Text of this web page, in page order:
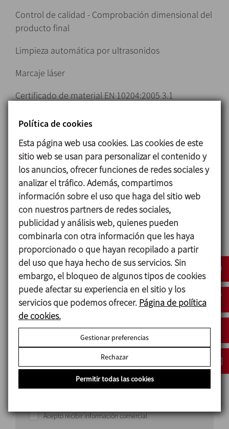
Control de calidad - Comprobación dimensional del
producto final
Limpieza automática por ultrasonidos
Marcaje láser
Certificado de material EN 10204:2005 3.1
Embalaje y envío
Descuentos especiales por su compra on-line
Solicitar información
Racores y Accesorios
País
Acepto recibir información comercial
Política de cookies
Esta página web usa cookies. Las cookies de este
sitio web se usan para personalizar el contenido y
los anuncios, ofrecer funciones de redes sociales y
analizar el tráfico. Además, compartimos
información sobre el uso que haga del sitio web
con nuestros partners de redes sociales,
publicidad y análisis web, quienes pueden
combinarla con otra información que les haya
proporcionado o que hayan recopilado a partir
del uso que haya hecho de sus servicios. Sin
embargo, el bloqueo de algunos tipos de cookies
puede afectar su experiencia en el sitio y los
servicios que podemos ofrecer. Página de política
de cookies.
Gestionar preferencias
Rechazar
Permitir todas las cookies